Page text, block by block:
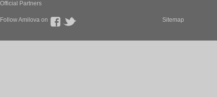
Official Partners
Follow Amilova on Sitemap